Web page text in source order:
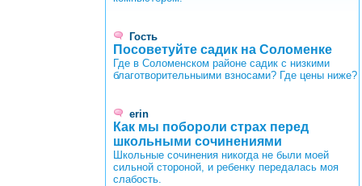
Гость
Посоветуйте садик на Соломенке
Где в Соломенском районе садик с низкими
благотворительныими взносами? Где цены ниже?
erin
Как мы побороли страх перед
школьными сочинениями
Школьные сочинения никогда не были моей
сильной стороной, и ребенку передалась моя
слабость.